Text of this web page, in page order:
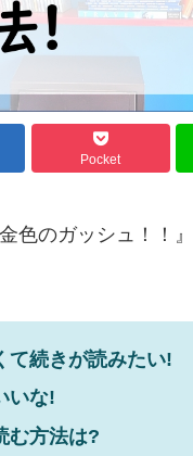
Pocket
色のガッシュ！！
て続きが読みたい!
いな!
む方法は?